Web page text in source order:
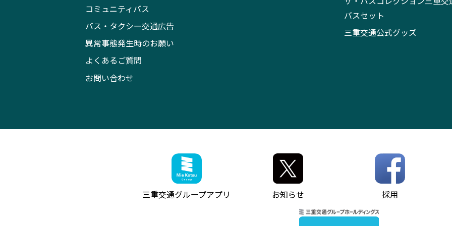
コミュニティバス
バス・タクシー交通広告
異常事態発生時のお願い
よくあるご質問
お問い合わせ
バスセット
三重交通公式グッズ
三重交通グループアプリ お知らせ 採用